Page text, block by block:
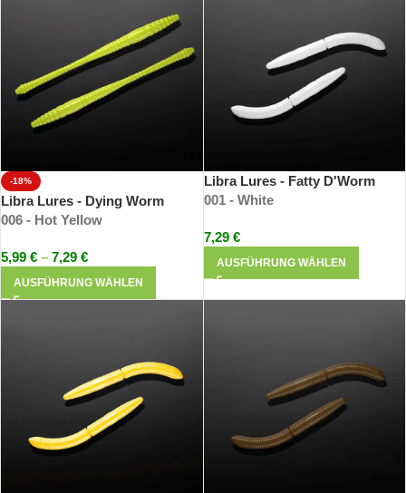
-18%
Libra Lures - Dying Worm
006 - Hot Yellow
5,99 € – 7,29 €
AUSFÜHRUNG WÄHLEN
Libra Lures - Fatty D'Worm
001 - White
7,29 €
AUSFÜHRUNG WÄHLEN